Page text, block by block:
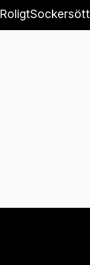
RoligtSockersött